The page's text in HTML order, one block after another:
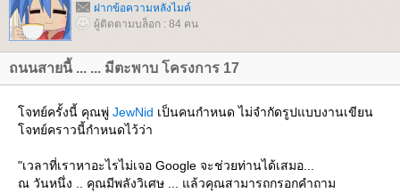
ฝากข้อความหลังไมค์
ผู้ติดตามบล็อก : 84 คน
ถนนสายนี้ ... ... มีตะพาบ โครงการ 17
จทย์ครั้งนี้ คุณพู่ JewNid เป็นคนกำหนด ไม่จำกัดรูปแบบงานเขียน
จทย์คราวนี้กำหนดไว้ว่า
"เวลาที่เราหาอะไรไม่เจอ Google จะช่วยท่านได้เสมอ...
ณ วันหนึ่ง .. คุณมีพลังวิเศษ ... แล้วคุณสามารถกรอกคำถาม